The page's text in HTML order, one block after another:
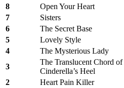
8
Open Your Heart
7
Sisters
6
The Secret Base
5
Lovely Style
4
The Mysterious Lady
3
The Translucent Chord of
Cinderella’s Heel
2
Heart Pain Killer